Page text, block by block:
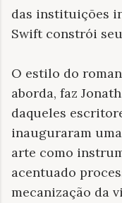
das instituições
Swift constrói
O estilo do
aborda, faz
daqueles
inauguraram
arte como
acentuado
mecanização da